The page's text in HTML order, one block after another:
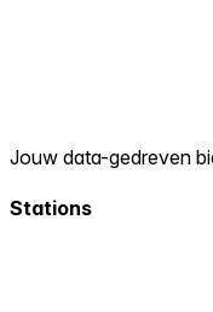
Jouw data-gedreven
Stations